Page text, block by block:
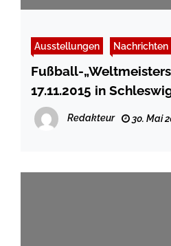
Ausstellungen Nachrichten
Fußball-
17.11.2015 in
Redakteur 30. Mai